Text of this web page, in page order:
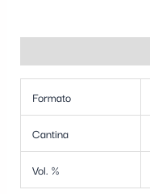
Formato
Cantina
Vol. %